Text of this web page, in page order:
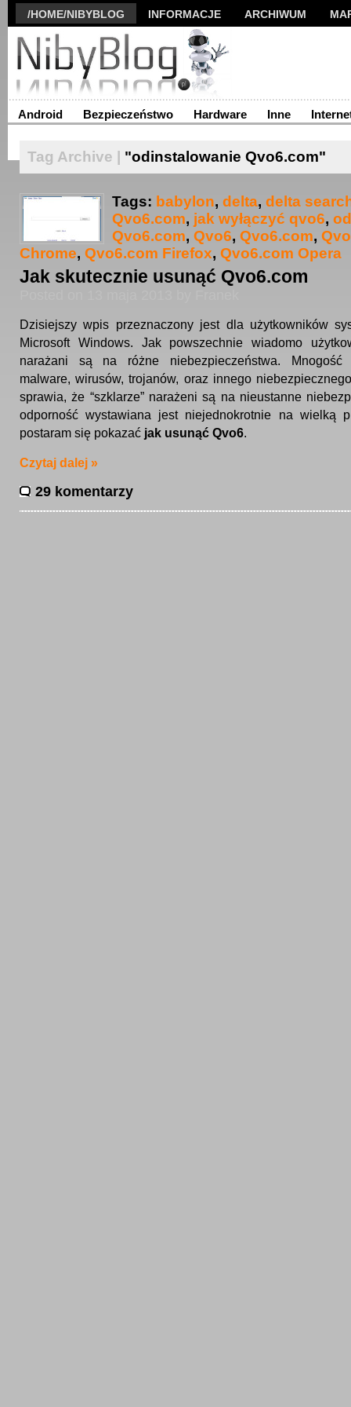
/HOME/NIBYBLOG INFORMACJE ARCHIWUM
Android Bezpieczeństwo Hardware Inne
Tag Archive | "odinstalowanie Qvo6.com"
Tags: babylon, delta, delta
Qvo6.com, jak wyłączyć qvo6,
Qvo6.com, Qvo6, Qvo6.com,
Chrome, Qvo6.com Firefox, Qvo6.com Opera
Jak skutecznie usunąć Qvo6.com
Dzisiejszy wpis przeznaczony jest dla użytkowników
Microsoft Windows. Jak powszechnie wiadomo
narażani są na różne niebezpieczeństwa. Mnogość
malware, wirusów, trojanów, oraz innego
sprawia, że “szklarze” narażeni są na nieustanne
odporność wystawiana jest niejednokrotnie na wielką
postaram się pokazać jak usunąć Qvo6.
Czytaj dalej »
29 komentarzy